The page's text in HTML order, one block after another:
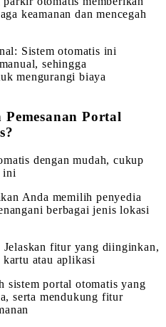
keamanan dan mencegah
Sistem otomatis ini
sehingga
mengurangi biaya
Portal
dengan mudah, cukup
ini
Anda memilih penyedia
berbagai jenis lokasi
fitur yang diinginkan,
atau aplikasi
sistem portal otomatis yang
serta mendukung fitur